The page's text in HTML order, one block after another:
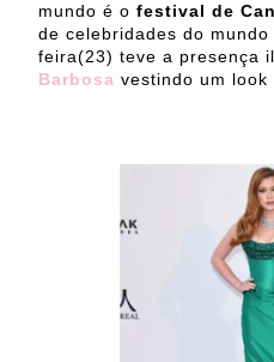
mundo é o festival de
de celebridades do mundo
feira(23) teve a presença
Barbosa vestindo um